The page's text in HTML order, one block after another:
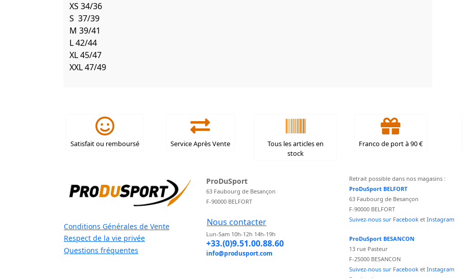
XS 34/36
S 37/39
M 39/41
L 42/44
XL 45/47
XXL 47/49
Satisfait ou remboursé Service Après Vente
Tous les articles en
stock
Franco de port à 90 €
Conditions Générales de Vente
Respect de la vie privée
Questions fréquentes
ProDuSport
63 Faubourg de Besançon
F-90000 BELFORT
Nous contacter
Lun-Sam 10h-12h 14h-19h
+33.(0)9.51.00.88.60
info@produsport.com
Retrait possible dans nos magasins :
ProDuSport BELFORT
63 Faubourg de Besançon
F-90000 BELFORT
Suivez-nous sur Facebook et Instagram
ProDuSport BESANCON
13 rue Pasteur
F-25000 BESANCON
Suivez-nous sur Facebook et Instagram